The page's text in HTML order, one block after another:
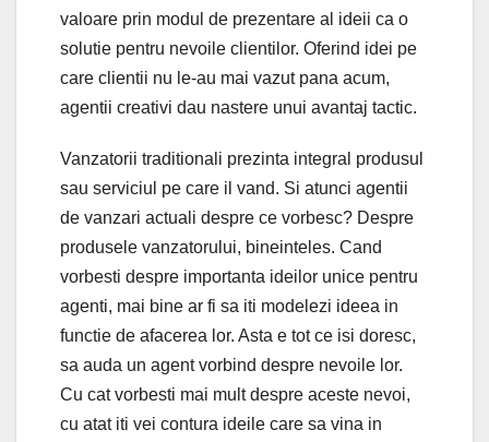
valoare prin modul de prezentare al ideii ca o
solutie pentru nevoile clientilor. Oferind idei pe
care clientii nu le-au mai vazut pana acum,
agentii creativi dau nastere unui avantaj tactic.
Vanzatorii traditionali prezinta integral produsul
sau serviciul pe care il vand. Si atunci agentii
de vanzari actuali despre ce vorbesc? Despre
produsele vanzatorului, bineinteles. Cand
vorbesti despre importanta ideilor unice pentru
agenti, mai bine ar fi sa iti modelezi ideea in
functie de afacerea lor. Asta e tot ce isi doresc,
sa auda un agent vorbind despre nevoile lor.
Cu cat vorbesti mai mult despre aceste nevoi,
cu atat iti vei contura ideile care sa vina in